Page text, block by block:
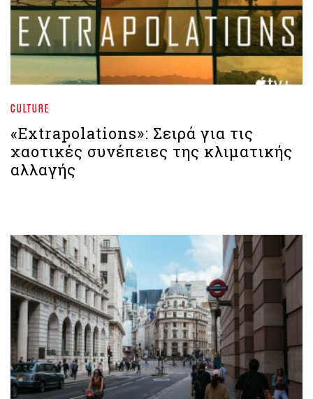
CULTURE
«Extrapolations»: Σειρά για τις
χαοτικές συνέπειες της κλιματικής
αλλαγής